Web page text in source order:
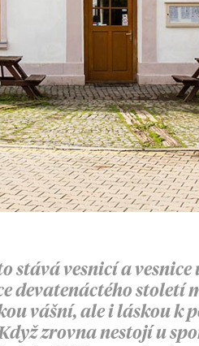
stává vesnicí a
devatenáctého
vášní, ale i láskou k
zrovna nestojí u